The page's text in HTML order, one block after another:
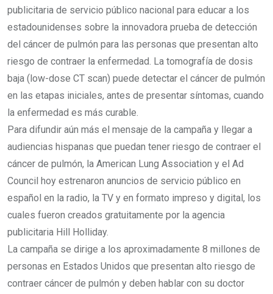
publicitaria de servicio público nacional para educar a los
estadounidenses sobre la innovadora prueba de detección
del cáncer de pulmón para las personas que presentan alto
riesgo de contraer la enfermedad. La tomografía de dosis
baja (low-dose CT scan) puede detectar el cáncer de pulmón
en las etapas iniciales, antes de presentar síntomas, cuando
la enfermedad es más curable.
Para difundir aún más el mensaje de la campaña y llegar a
audiencias hispanas que puedan tener riesgo de contraer el
cáncer de pulmón, la American Lung Association y el Ad
Council hoy estrenaron anuncios de servicio público en
español en la radio, la TV y en formato impreso y digital, los
cuales fueron creados gratuitamente por la agencia
publicitaria Hill Holliday.
La campaña se dirige a los aproximadamente 8 millones de
personas en Estados Unidos que presentan alto riesgo de
contraer cáncer de pulmón y deben hablar con su doctor